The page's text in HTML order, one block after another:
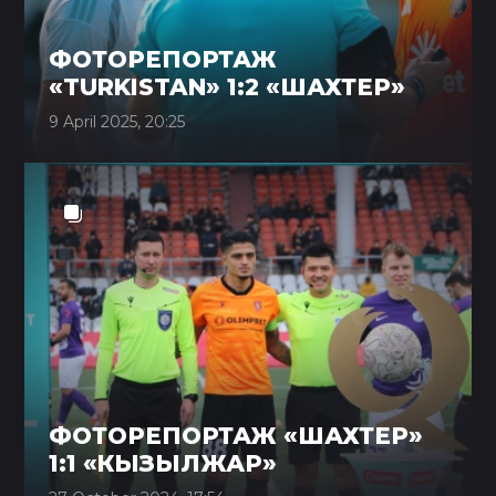
ФОТОРЕПОРТАЖ
«TURKISTAN» 1:2 «ШАХТЕР»
9 April 2025, 20:25
ФОТОРЕПОРТАЖ «ШАХТЕР»
1:1 «КЫЗЫЛЖАР»